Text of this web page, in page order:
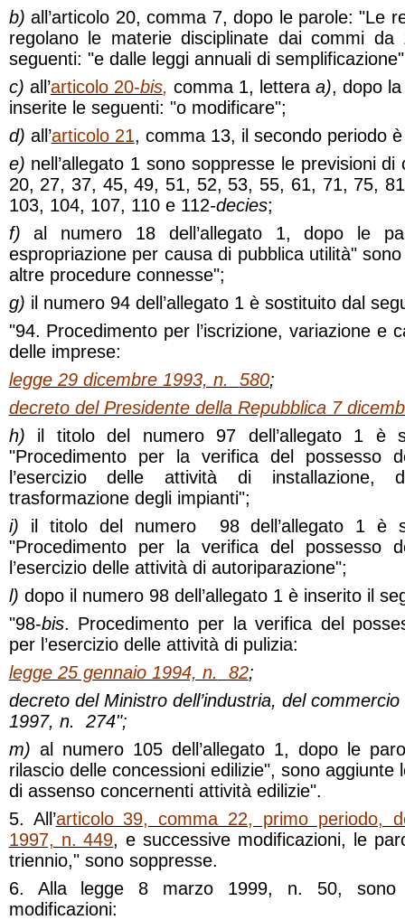
b) all’articolo 20, comma 7, dopo le parole: "Le
regolano le materie disciplinate dai commi
seguenti: "e dalle leggi annuali di
c) all’articolo 20-bis, comma 1, letteraa), dopo
inserite le seguenti: "o modificare";
d) all’articolo 21, comma 13, il secondo periodo
e) nell’allegato 1 sono soppresse le previsioni
20, 27, 37, 45, 49, 51, 52, 53, 55, 61, 71, 75,
103, 104, 107, 110 e 112-decies;
f)al numero 18 dell’allegato 1, dopo le
espropriazione per causa di pubblica utilità"
altre procedure connesse";
g) il numero 94 dell’allegato 1 è sostituito dal
"94. Procedimento per l’iscrizione, variazione e
delle imprese:
legge 29 dicembre 1993, n.
580;
decreto del Presidente della Repubblica 7
h) il titolo del numero 97 dell’allegato 1 è
"Procedimento per la verifica del possesso
l’esercizio delle attività di
trasformazione degli impianti";
i) il titolo del numero
98 dell’allegato 1 è
"Procedimento per la verifica del possesso
l’esercizio delle attività di autoriparazione";
l) dopo il numero 98 dell’allegato 1 è inserito il
"98-bis. Procedimento per la verifica del
per l’esercizio delle attività di pulizia:
legge 25 gennaio 1994, n.
82;
decreto del Ministro dell’industria, del commercio
1997, n.
274";
m) al numero 105 dell’allegato 1, dopo le
rilascio delle concessioni edilizie", sono aggiunte
di assenso concernenti attività edilizie".
5. All’articolo 39, comma 22, primo periodo,
1997, n. 449, e successive modificazioni, le
triennio," sono soppresse.
6. Alla legge 8 marzo 1999, n. 50, sono
modificazioni: